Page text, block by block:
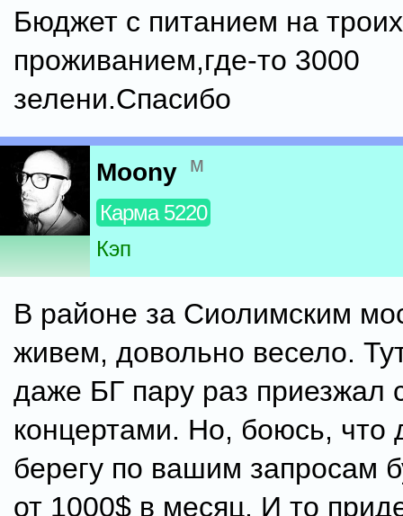
Бюджет с питанием на
проживанием,где-то 3000
зелени.Спасибо
Moony м
Карма 5220
Кэп
В районе за Сиолимским
живем, довольно весело.
даже БГ пару раз приезжал
концертами. Но, боюсь, что
берегу по вашим запросам
от 1000$ в месяц. И то